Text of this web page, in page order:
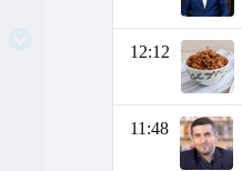
12:12
11:48